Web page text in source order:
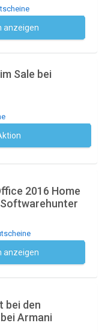
anzeigen
Sale bei
2016 Home
anzeigen
bei den
Armani